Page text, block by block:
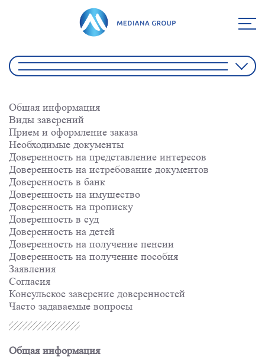
Общая информация
Виды заверений
Прием и оформление заказа
Необходимые документы
Доверенность на представление интересов
Доверенность на истребование документов
Доверенность в банк
Доверенность на имущество
Доверенность на прописку
Доверенность в суд
Доверенность на детей
Доверенность на получение пенсии
Доверенность на получение пособия
Заявления
Согласия
Консульское заверение доверенностей
Часто задаваемые вопросы
Общая информация